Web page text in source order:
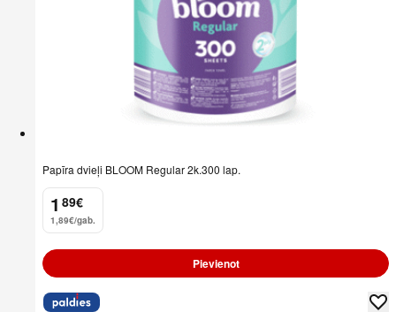
Papīra dvieļi BLOOM Regular 2k.300 lap.
1
. 89€
1,89€/gab.
Pievienot